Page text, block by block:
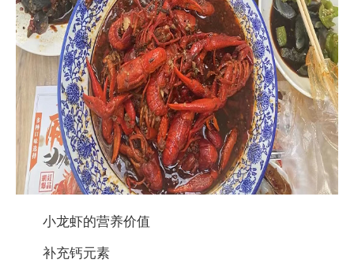
小龙虾的营养价值
补充钙元素